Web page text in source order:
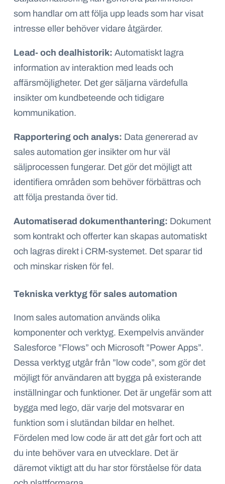
som handlar om att följa upp leads som har visat
intresse eller behöver vidare åtgärder.
Lead- och dealhistorik: Automatiskt lagra
information av interaktion med leads och
affärsmöjligheter. Det ger säljarna värdefulla
insikter om kundbeteende och tidigare
kommunikation.
Rapportering och analys: Data genererad av
sales automation ger insikter om hur väl
säljprocessen fungerar. Det gör det möjligt att
identifiera områden som behöver förbättras och
att följa prestanda över tid.
Automatiserad dokumenthantering: Dokument
som kontrakt och offerter kan skapas automatiskt
och lagras direkt i CRM-systemet. Det sparar tid
och minskar risken för fel.
Tekniska verktyg för sales automation
Inom sales automation används olika
komponenter och verktyg. Exempelvis använder
Salesforce ”Flows” och Microsoft ”Power Apps”.
Dessa verktyg utgår från ”low code”, som gör det
möjligt för användaren att bygga på existerande
inställningar och funktioner. Det är ungefär som att
bygga med lego, där varje del motsvarar en
funktion som i slutändan bildar en helhet.
Fördelen med low code är att det går fort och att
du inte behöver vara en utvecklare. Det är
däremot viktigt att du har stor förståelse för data